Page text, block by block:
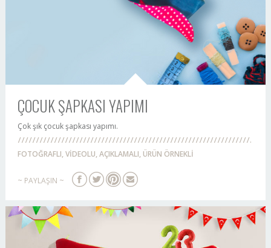
ÇOCUK ŞAPKASI YAPIMI
Çok şık çocuk şapkası yapımı.
FOTOĞRAFLI, VİDEOLU, AÇIKLAMALI, ÜRÜN ÖRNEKLİ
~ PAYLAŞIN ~